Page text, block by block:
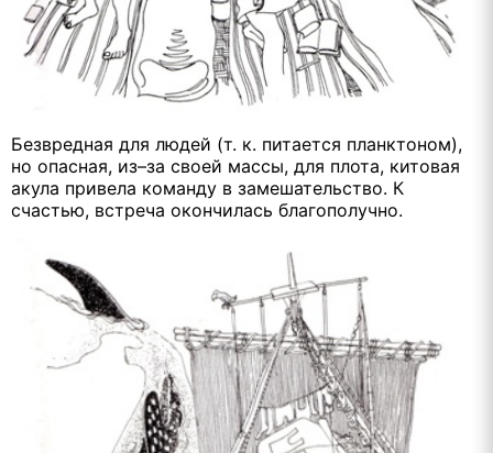
Безвредная для людей (т. к. питается планктоном),
но опасная, из–за своей массы, для плота, китовая
акула привела команду в замешательство. К
счастью, встреча окончилась благополучно.